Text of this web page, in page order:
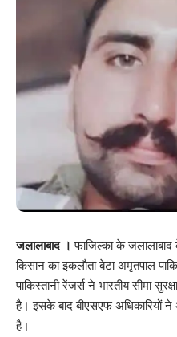
जलालाबाद । फाजिल्का के
किसान का इकलौता बेटा अमृतपाल
पाकिस्तानी रेंजर्स ने भारतीय सीमा
है। इसके बाद बीएसएफ अधिकारियों ने
है।